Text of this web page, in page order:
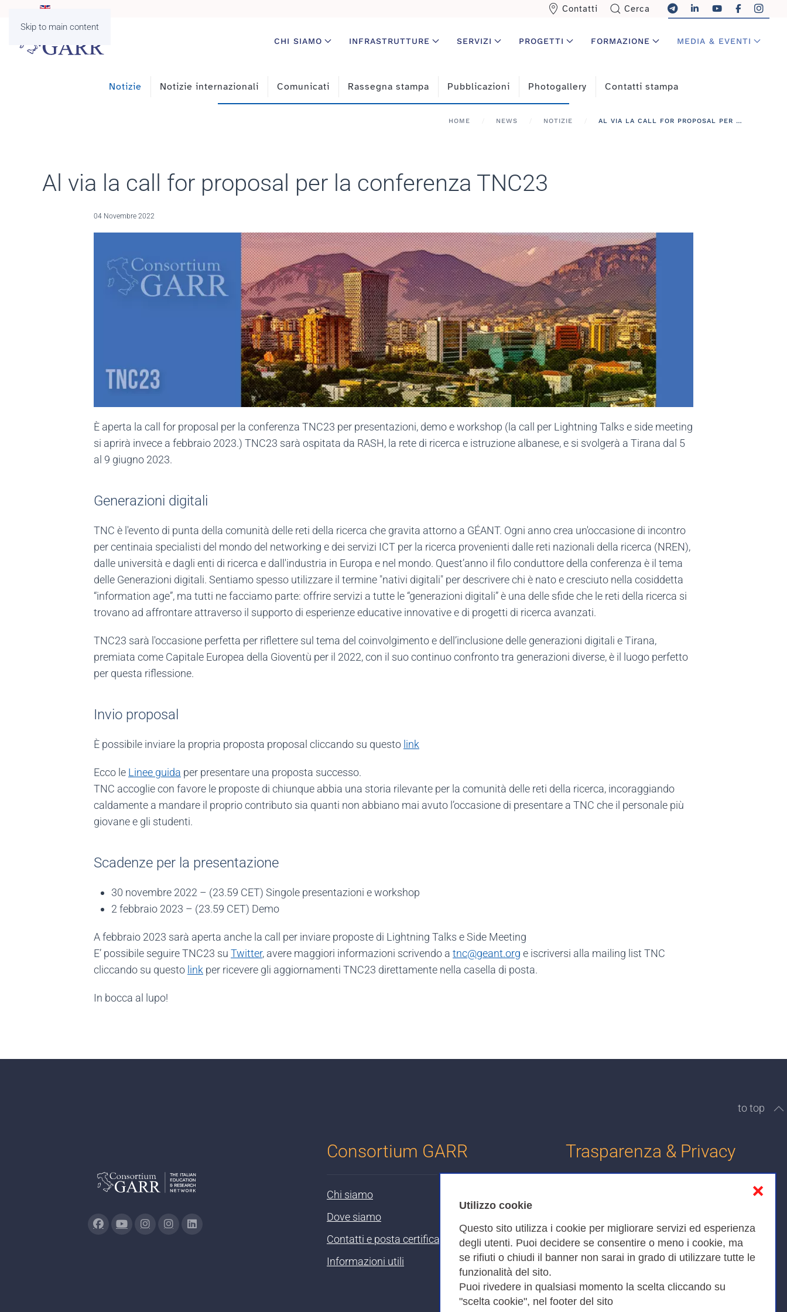
Utilizzo cookie
Questo sito utilizza i cookie per migliorare servizi ed esperienza
degli utenti. Puoi decidere se consentire o meno i cookie, ma
se rifiuti o chiudi il banner non sarai in grado di utilizzare tutte le
funzionalità del sito.
Puoi rivedere in qualsiasi momento la scelta cliccando su
"scelta cookie", nel footer del sito
❌
Skip to main content
Contatti Cerca
CHI SIAMO INFRASTRUTTURE SERVIZI PROGETTI FORMAZIONE MEDIA & EVENTI
Notizie Notizie internazionali Comunicati Rassegna stampa Pubblicazioni Photogallery Contatti stampa
HOME NEWS NOTIZIE AL VIA LA CALL FOR PROPOSAL PER LA CONFERENZA TNC23
Al via la call for proposal per la conferenza TNC23
04 Novembre 2022
È aperta la call for proposal per la conferenza TNC23 per presentazioni, demo e workshop (la call per Lightning Talks e side meeting
si aprirà invece a febbraio 2023.) TNC23 sarà ospitata da RASH, la rete di ricerca e istruzione albanese, e si svolgerà a Tirana dal 5
al 9 giugno 2023.
Generazioni digitali
TNC è l'evento di punta della comunità delle reti della ricerca che gravita attorno a GÉANT. Ogni anno crea un'occasione di incontro
per centinaia specialisti del mondo del networking e dei servizi ICT per la ricerca provenienti dalle reti nazionali della ricerca (NREN),
dalle università e dagli enti di ricerca e dall'industria in Europa e nel mondo. Quest’anno il filo conduttore della conferenza è il tema
delle Generazioni digitali. Sentiamo spesso utilizzare il termine "nativi digitali" per descrivere chi è nato e cresciuto nella cosiddetta
“information age”, ma tutti ne facciamo parte: offrire servizi a tutte le “generazioni digitali” è una delle sfide che le reti della ricerca si
trovano ad affrontare attraverso il supporto di esperienze educative innovative e di progetti di ricerca avanzati.
TNC23 sarà l'occasione perfetta per riflettere sul tema del coinvolgimento e dell’inclusione delle generazioni digitali e Tirana,
premiata come Capitale Europea della Gioventù per il 2022, con il suo continuo confronto tra generazioni diverse, è il luogo perfetto
per questa riflessione.
Invio proposal
È possibile inviare la propria proposta proposal cliccando su questo link
Ecco le Linee guida per presentare una proposta successo.
TNC accoglie con favore le proposte di chiunque abbia una storia rilevante per la comunità delle reti della ricerca, incoraggiando
caldamente a mandare il proprio contributo sia quanti non abbiano mai avuto l’occasione di presentare a TNC che il personale più
giovane e gli studenti.
Scadenze per la presentazione
30 novembre 2022 – (23.59 CET) Singole presentazioni e workshop
2 febbraio 2023 – (23.59 CET) Demo
A febbraio 2023 sarà aperta anche la call per inviare proposte di Lightning Talks e Side Meeting
E’ possibile seguire TNC23 su Twitter, avere maggiori informazioni scrivendo a tnc@geant.org e iscriversi alla mailing list TNC
cliccando su questo link per ricevere gli aggiornamenti TNC23 direttamente nella casella di posta.
In bocca al lupo!
to top
Consortium GARR
Chi siamo
Dove siamo
Contatti e posta certificata
Informazioni utili
Trasparenza & Privacy
Amministrazione trasparente
Bandi di Gara